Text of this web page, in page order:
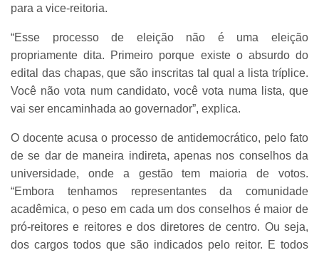
para a vice-reitoria.
“Esse processo de eleição não é uma eleição
propriamente dita. Primeiro porque existe o absurdo do
edital das chapas, que são inscritas tal qual a lista tríplice.
Você não vota num candidato, você vota numa lista, que
vai ser encaminhada ao governador”, explica.
O docente acusa o processo de antidemocrático, pelo fato
de se dar de maneira indireta, apenas nos conselhos da
universidade, onde a gestão tem maioria de votos.
“Embora tenhamos representantes da comunidade
acadêmica, o peso em cada um dos conselhos é maior de
pró-reitores e reitores e dos diretores de centro. Ou seja,
dos cargos todos que são indicados pelo reitor. E todos